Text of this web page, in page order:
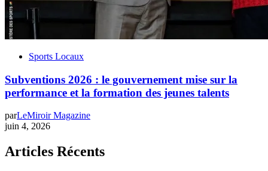
Sports Locaux
Subventions 2026 : le gouvernement mise sur la
performance et la formation des jeunes talents
parLeMiroir Magazine
juin 4, 2026
Articles Récents